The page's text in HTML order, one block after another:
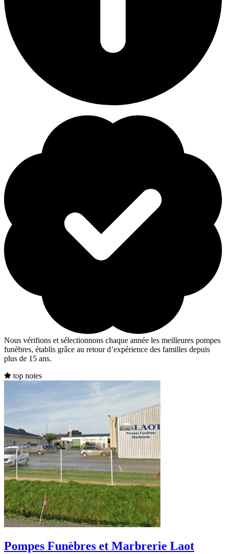
Nous vérifions et sélectionnons chaque année les meilleures pompes
funèbres, établis grâce au retour d’expérience des familles depuis
plus de 15 ans.
top notes
Pompes Funèbres et Marbrerie Laot